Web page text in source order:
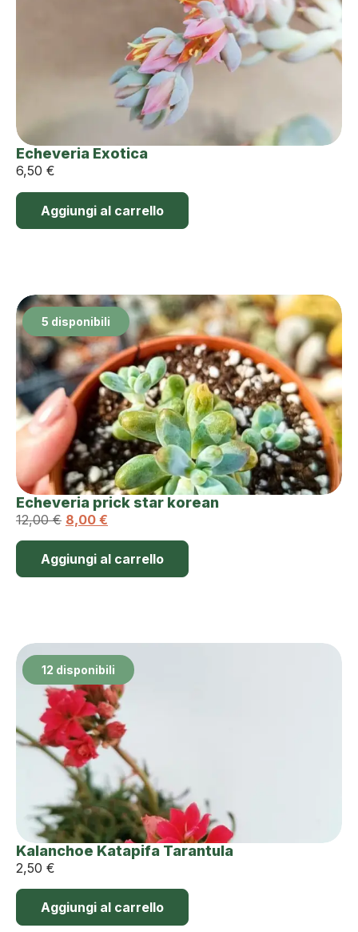
Echeveria Exotica
6,50 €
Aggiungi al carrello
5 disponibili
Echeveria prick star korean
12,00€ 8,00 €
Aggiungi al carrello
12 disponibili
Kalanchoe Katapifa Tarantula
2,50 €
Aggiungi al carrello